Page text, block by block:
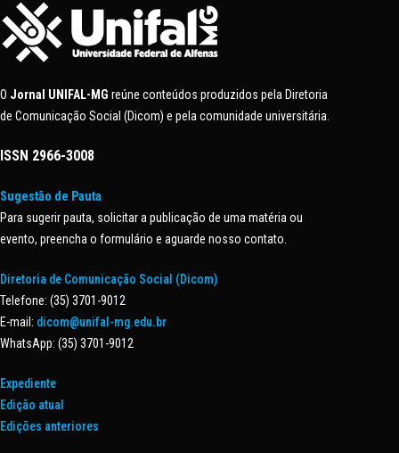
O Jornal UNIFAL-MG reúne conteúdos produzidos pela Diretoria
de Comunicação Social (Dicom) e pela comunidade universitária.
ISSN 2966-3008
Sugestão de Pauta
Para sugerir pauta, solicitar a publicação de uma matéria ou
evento, preencha o formulário e aguarde nosso contato.
Diretoria de Comunicação Social (Dicom)
Telefone: (35) 3701-9012
E-mail: dicom@unifal-mg.edu.br
WhatsApp: (35) 3701-9012
Expediente
Edição atual
Edições anteriores